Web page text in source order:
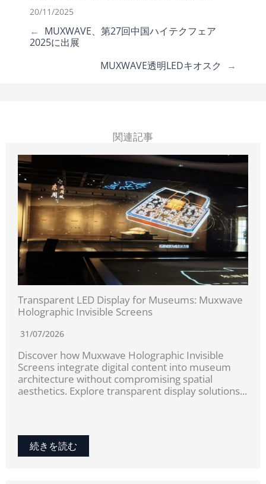
20/11/2025
← MUXWAVE、第27回中国ハイテクフェア
2025に出展
MUXWAVE透明LEDキオスク
→
関連記事
Transparent LED Display for Museums: Muxwave
Holographic Invisible Screens
31/07/2026
Discover how Muxwave Holographic Invisible
Screens integrate digital content into museum
architecture without compromising spatial
aesthetics. Explore transparent display solutions...
続きを読む